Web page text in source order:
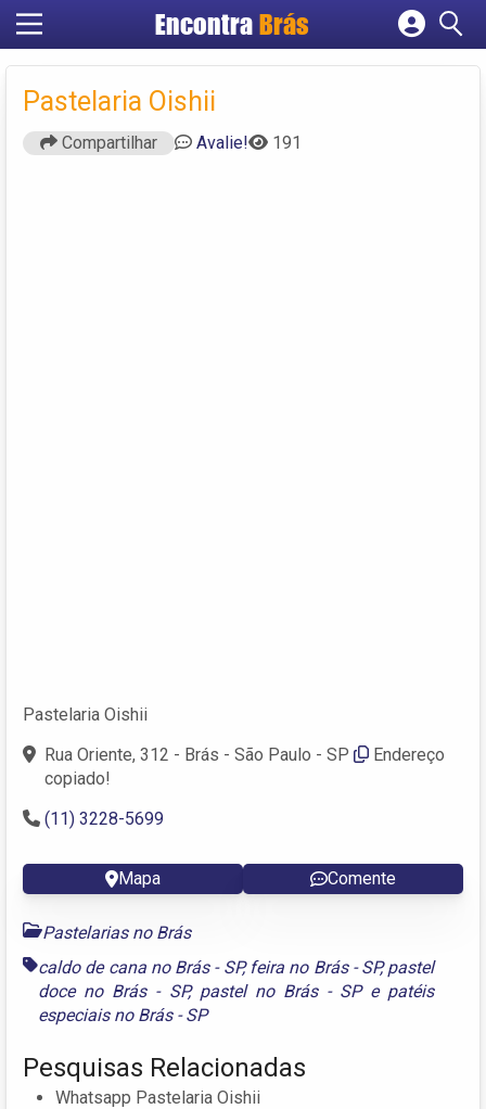
Encontra Brás
Cadastrar empresa
Pastelaria Oishii
Compartilhar Avalie! 191
Pastelaria Oishii
Rua Oriente, 312 - Brás - São Paulo - SP
Endereço
copiado!
(11) 3228-5699
Mapa Comente
Pastelarias no Brás
caldo de cana no Brás - SP, feira no Brás - SP,pastel
doce no Brás - SP, pastel no Brás - SPe patéis
especiais no Brás - SP
Pesquisas Relacionadas
Whatsapp Pastelaria Oishii